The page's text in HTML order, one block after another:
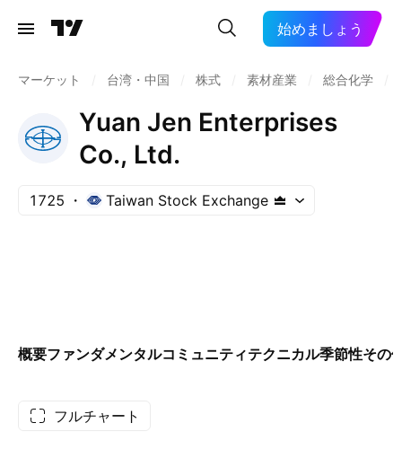
始めましょう
マーケット 台湾・中国 株式 素材産業 総合化学
Yuan Jen Enterprises
Co., Ltd.
1725 Taiwan Stock Exchange
概要ファンダメンタルコミュニティテクニカル季節性その
フルチャート